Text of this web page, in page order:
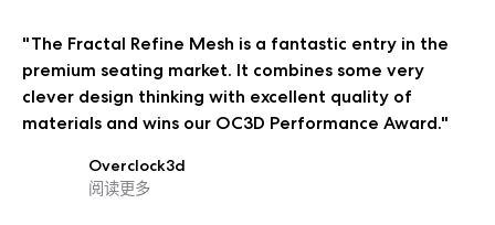
"The Fractal Refine Mesh is a fantastic entry in the
premium seating market. It combines some very
clever design thinking with excellent quality of
materials and wins our OC3D Performance Award."
Overclock3d
阅读更多